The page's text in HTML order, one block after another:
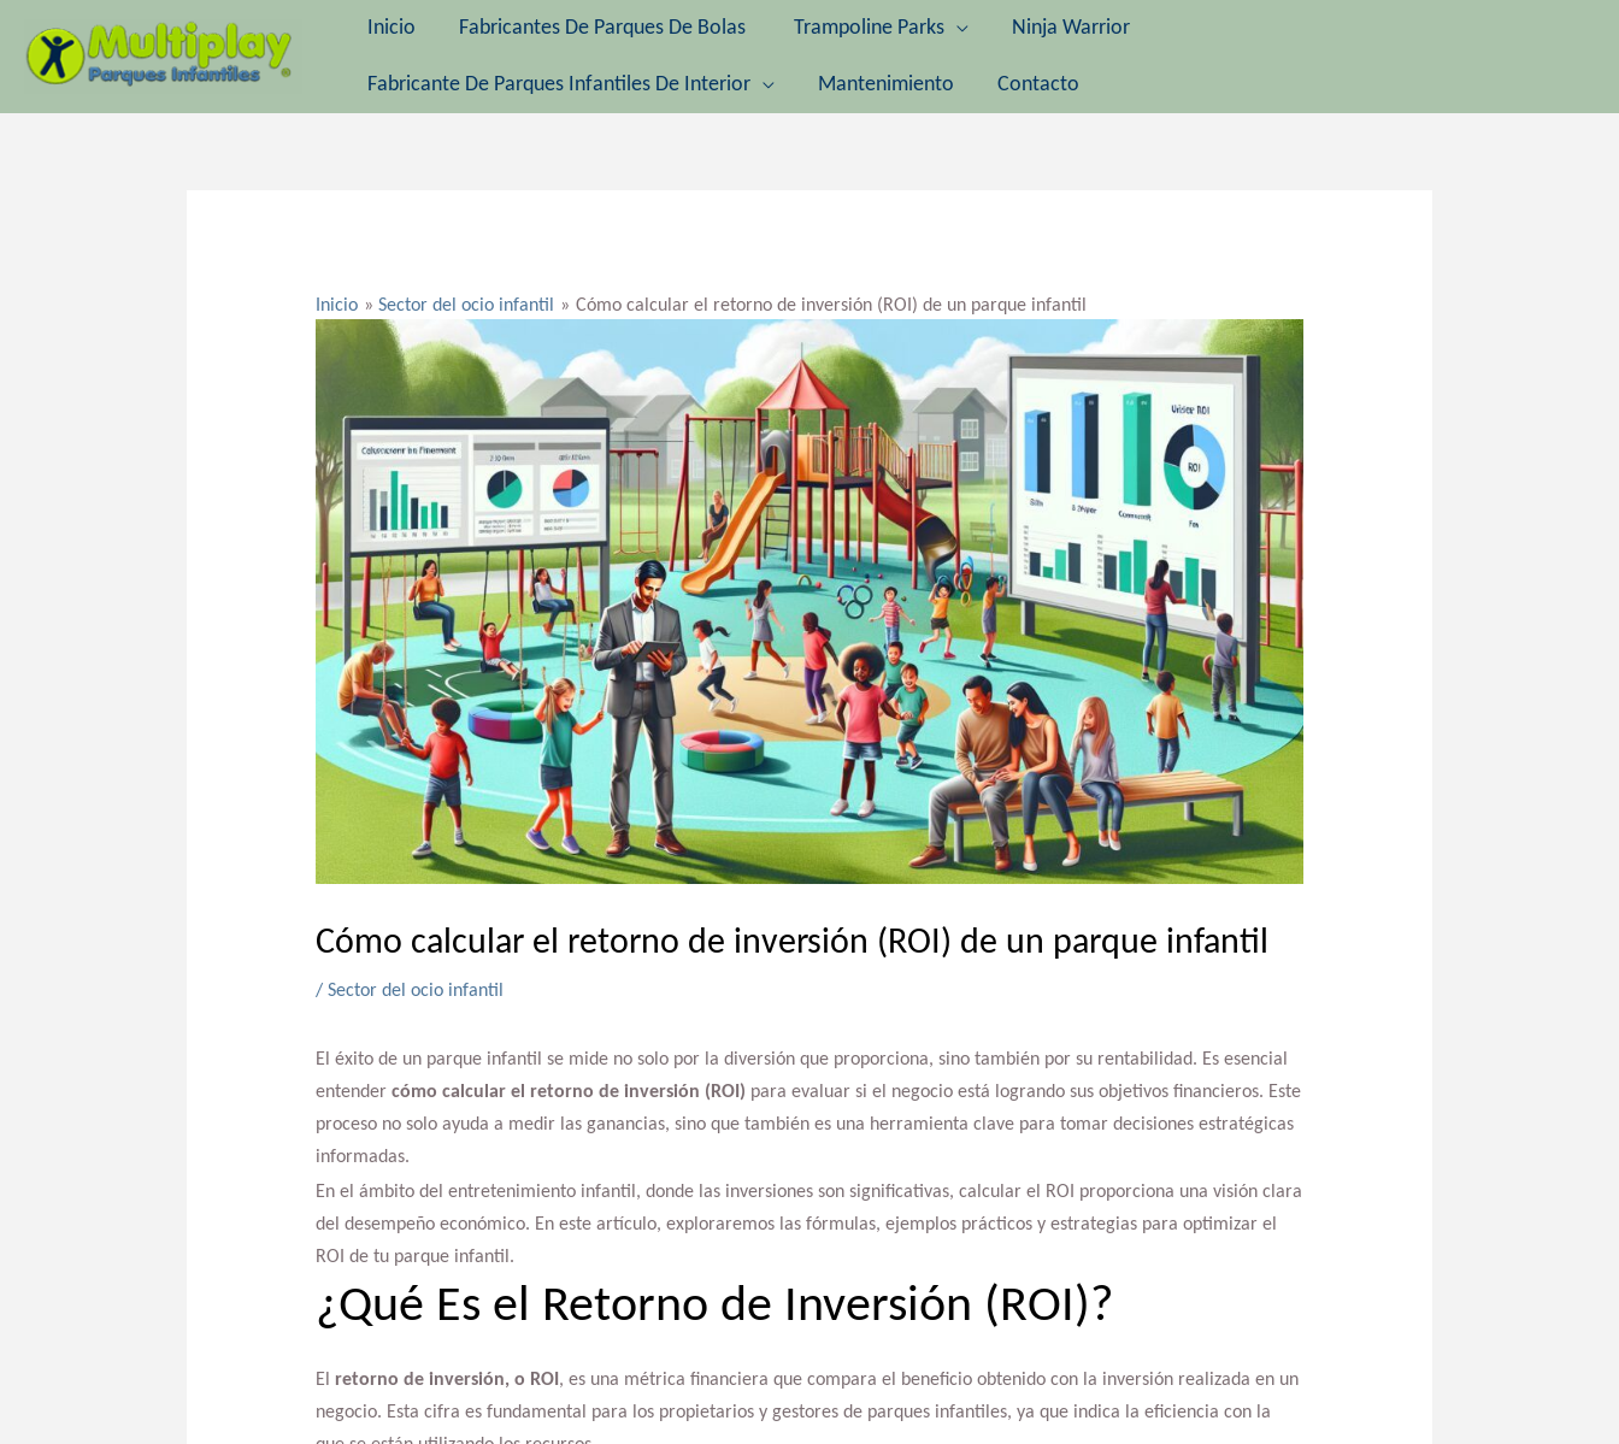
contenido
Inicio Fabricantes De Parques De Bolas Trampoline Parks Ninja Warrior
Fabricante De Parques Infantiles De Interior Mantenimiento Contacto
Inicio Sector del ocio infantil Cómo calcular el retorno de inversión (ROI) de un parque infantil
Cómo calcular el retorno de inversión (ROI) de un parque infantil
/ Sector del ocio infantil
El éxito de un parque infantil se mide no solo por la diversión que proporciona, sino también por su rentabilidad. Es esencial
entender cómo calcular el retorno de inversión (ROI) para evaluar si el negocio está logrando sus objetivos financieros. Este
proceso no solo ayuda a medir las ganancias, sino que también es una herramienta clave para tomar decisiones estratégicas
informadas.
En el ámbito del entretenimiento infantil, donde las inversiones son significativas, calcular el ROI proporciona una visión clara
del desempeño económico. En este artículo, exploraremos las fórmulas, ejemplos prácticos y estrategias para optimizar el
ROI de tu parque infantil.
¿Qué Es el Retorno de Inversión (ROI)?
El retorno de inversión, o ROI, es una métrica financiera que compara el beneficio obtenido con la inversión realizada en un
negocio. Esta cifra es fundamental para los propietarios y gestores de parques infantiles, ya que indica la eficiencia con la